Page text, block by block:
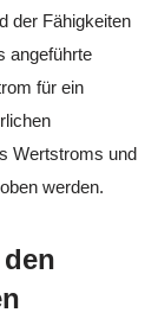
der Fähigkeiten
angeführte
für ein
Wertstroms und
werden.